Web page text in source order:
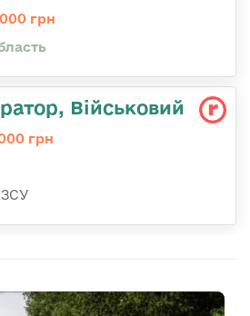
грн
Військовий
грн